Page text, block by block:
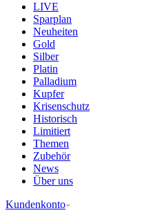
LIVE
Sparplan
Neuheiten
Gold
Silber
Platin
Palladium
Kupfer
Krisenschutz
Historisch
Limitiert
Themen
Zubehör
News
Über uns
Kundenkonto